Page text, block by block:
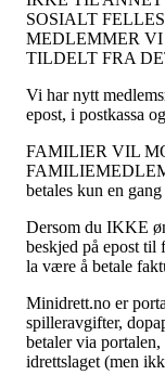
SOSIALT
MEDLEMMER
TILDELT FRA
Vi har nytt
epost, i postkassa
FAMILIER VIL
betales kun en
Dersom du IKKE
beskjed på epost
la være å betale
Minidrett.no er
spilleravgifter,
betaler via
idrettslaget (men